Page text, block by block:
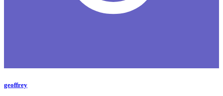
geoffrey